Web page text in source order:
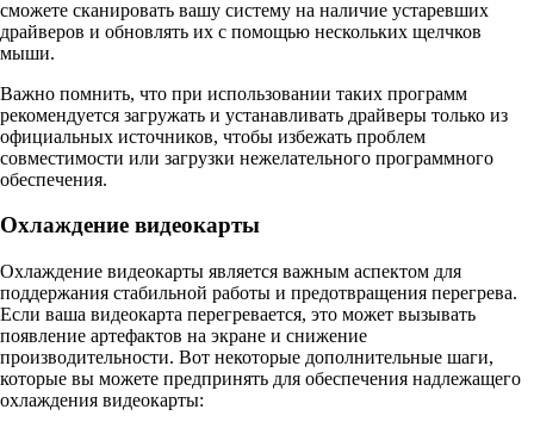
сможете сканировать вашу систему на наличие устаревших
драйверов и обновлять их с помощью нескольких щелчков
мыши.
Важно помнить, что при использовании таких программ
рекомендуется загружать и устанавливать драйверы только из
официальных источников, чтобы избежать проблем
совместимости или загрузки нежелательного программного
обеспечения.
Охлаждение видеокарты
Охлаждение видеокарты является важным аспектом для
поддержания стабильной работы и предотвращения перегрева.
Если ваша видеокарта перегревается, это может вызывать
появление артефактов на экране и снижение
производительности. Вот некоторые дополнительные шаги,
которые вы можете предпринять для обеспечения надлежащего
охлаждения видеокарты: